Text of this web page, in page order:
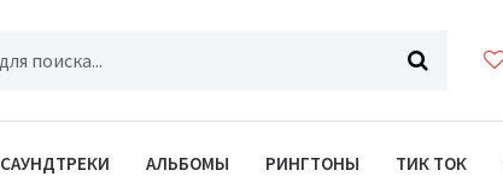
САУНДТРЕКИ АЛЬБОМЫ РИНГТОНЫ ТИК ТОК